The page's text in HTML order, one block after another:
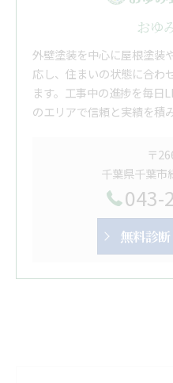
おゆ
外壁塗装を中心に屋根塗装
応し、住まいの状態に合わ
ます。工事中の進捗を毎日
のエリアで信頼と実績を積
〒
千葉県千葉市
043-
無料診